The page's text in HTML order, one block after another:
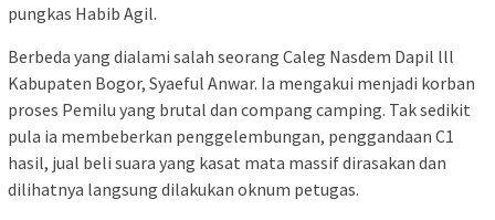
pungkas Habib Agil.
Berbeda yang dialami salah seorang Caleg Nasdem Dapil lll
Kabupaten Bogor, Syaeful Anwar. Ia mengakui menjadi korban
proses Pemilu yang brutal dan compang camping. Tak sedikit
pula ia membeberkan penggelembungan, penggandaan C1
hasil, jual beli suara yang kasat mata massif dirasakan dan
dilihatnya langsung dilakukan oknum petugas.